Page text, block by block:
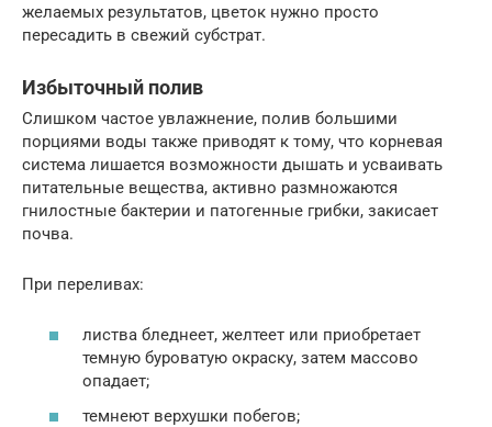
желаемых результатов, цветок нужно просто
пересадить в свежий субстрат.
Избыточный полив
Слишком частое увлажнение, полив большими
порциями воды также приводят к тому, что корневая
система лишается возможности дышать и усваивать
питательные вещества, активно размножаются
гнилостные бактерии и патогенные грибки, закисает
почва.
При переливах:
листва бледнеет, желтеет или приобретает
темную буроватую окраску, затем массово
опадает;
темнеют верхушки побегов;